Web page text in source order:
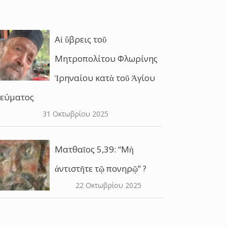
Αἱ ὕβρεις τοῦ
Μητροπολίτου Φλωρίνης
Ἰρηναίου κατὰ τοῦ Ἁγίου
31 Οκτωβρίου 2025
Ματθαῖος 5,39: “Μὴ
ἀντιστῆτε τῷ πονηρῷ” ?
22 Οκτωβρίου 2025